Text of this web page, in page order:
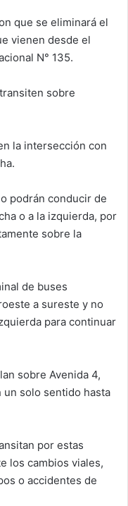
que se eliminará el
vienen desde el
N° 135.
sobre
la intersección con
podrán conducir de
o a la izquierda, por
sobre la
de buses
a sureste y no
para continuar
sobre Avenida 4,
solo sentido hasta
por estas
los cambios viales,
o accidentes de